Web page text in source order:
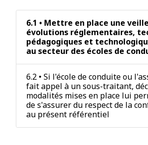
6.1 • Mettre en place une
évolutions réglementaires,
pédagogiques et
au secteur des écoles de
6.2 • Si l'école de conduite ou
fait appel à un sous-traitant,
modalités mises en place lui
de s'assurer du respect de la
au présent référentiel